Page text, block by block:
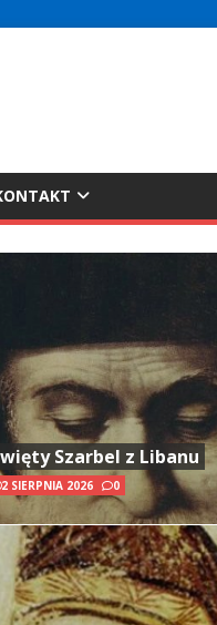
Szarbel z Libanu
2 SIERPNIA 2026 0